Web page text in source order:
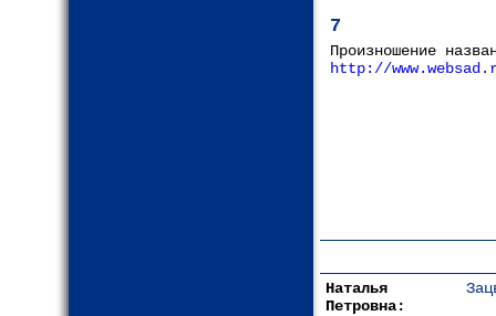
7
Произношение
http://
Наталья
Петровна: